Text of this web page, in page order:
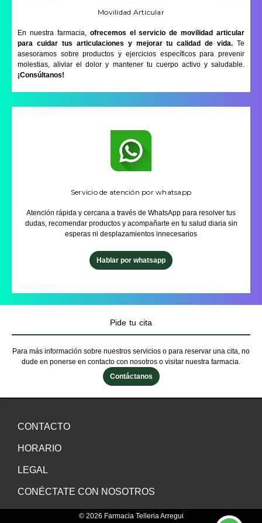
Movilidad Articular
En nuestra farmacia, ofrecemos el servicio de movilidad articular
para cuidar tus articulaciones y mejorar tu calidad de vida. Te
asesoramos sobre productos y ejercicios específicos para prevenir
molestias, aliviar el dolor y mantener tu cuerpo activo y saludable.
¡Consúltanos!
Servicio de atención por whatsapp
Atención rápida y cercana a través de WhatsApp para resolver tus
dudas, recomendar productos y acompañarte en tu salud diaria sin
esperas ni desplazamientos innecesarios
Hablar por whatsapp
Pide tu cita
Para más información sobre nuestros servicios o para reservar una cita, no
dude en ponerse en contacto con nosotros o visitar nuestra farmacia.
Contáctanos
CONTACTO
HORARIO
LEGAL
CONÉCTATE CON NOSOTROS
© 2026 Farmacia Telleria Arregui